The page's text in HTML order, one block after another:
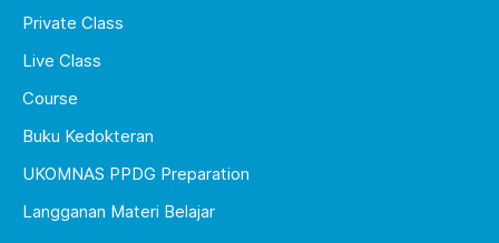
Private Class
Live Class
Course
Buku Kedokteran
UKOMNAS PPDG Preparation
Langganan Materi Belajar